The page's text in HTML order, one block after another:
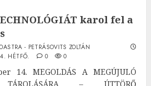
karol fel a
- PETRÁSOVITS ZOLTÁN
HÉTFŐ.
0 0
14. MEGOLDÁS A MEGÚJULÓ